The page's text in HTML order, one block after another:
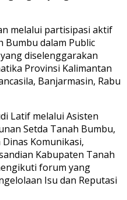
melalui partisipasi aktif
Bumbu dalam Public
diselenggarakan
Provinsi Kalimantan
Banjarmasin, Rabu
Latif melalui Asisten
Setda Tanah Bumbu,
Komunikasi,
Kabupaten Tanah
forum yang
Isu dan Reputasi